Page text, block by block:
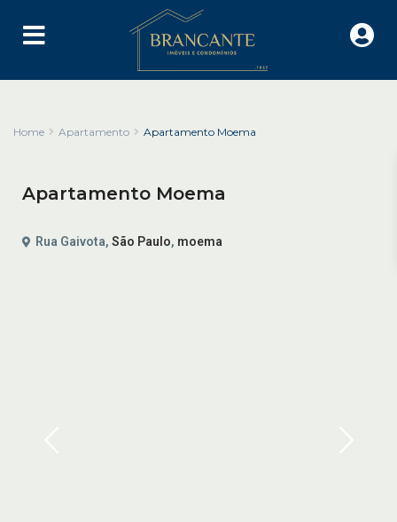
Home Apartamento Apartamento Moema
Apartamento Moema
Rua Gaivota, São Paulo, moema